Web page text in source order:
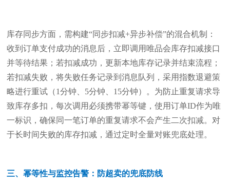
库存同步方面，需构建“同步扣减+异步补偿”的混合机制：
收到订单支付成功的消息后，立即调用唯品会库存扣减接口
并等待结果；若扣减成功，更新本地库存记录并结束流程；
若扣减失败，将失败任务记录到消息队列，采用指数退避策
略进行重试（1分钟、5分钟、15分钟）。为防止重复请求导
致库存多扣，每次调用必须携带幂等键，使用订单ID作为唯
一标识，确保同一笔订单的重复请求不会产生二次扣减。对
于长时间失败的库存扣减，通过定时全量对账兜底处理。
三、幂等性与监控告警：防超卖的兜底防线